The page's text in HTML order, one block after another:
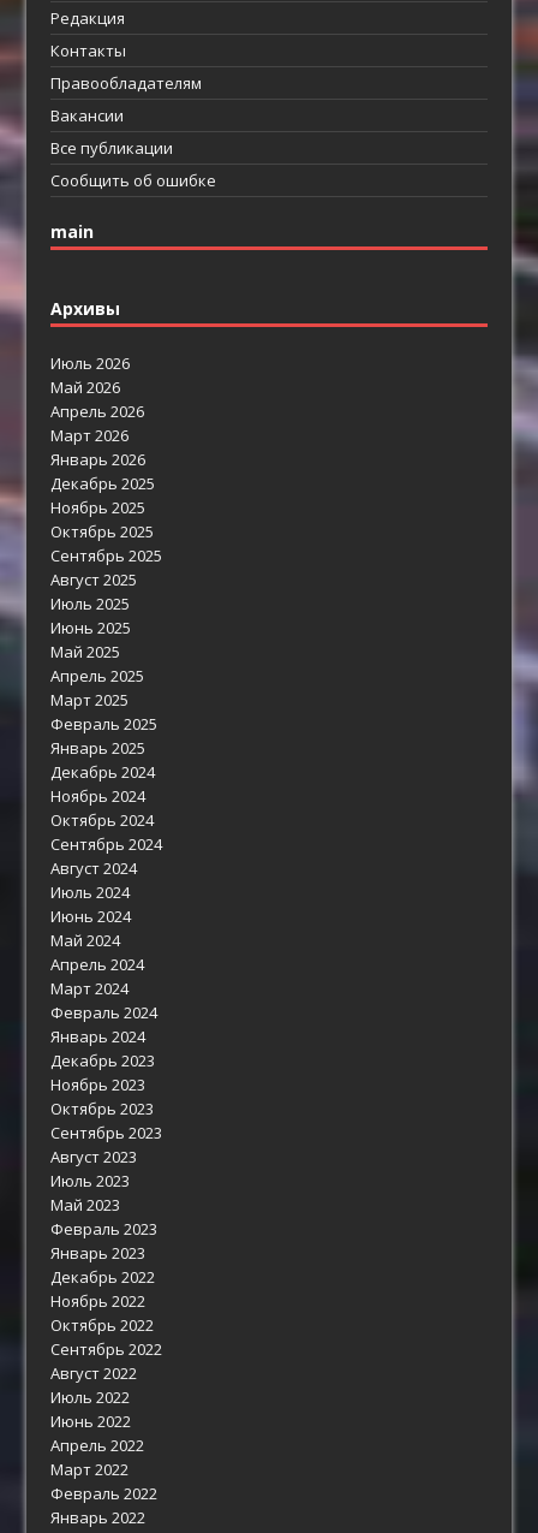
Редакция
Контакты
Правообладателям
Вакансии
Все публикации
Сообщить об ошибке
main
Архивы
Июль 2026
Май 2026
Апрель 2026
Март 2026
Январь 2026
Декабрь 2025
Ноябрь 2025
Октябрь 2025
Сентябрь 2025
Август 2025
Июль 2025
Июнь 2025
Май 2025
Апрель 2025
Март 2025
Февраль 2025
Январь 2025
Декабрь 2024
Ноябрь 2024
Октябрь 2024
Сентябрь 2024
Август 2024
Июль 2024
Июнь 2024
Май 2024
Апрель 2024
Март 2024
Февраль 2024
Январь 2024
Декабрь 2023
Ноябрь 2023
Октябрь 2023
Сентябрь 2023
Август 2023
Июль 2023
Май 2023
Февраль 2023
Январь 2023
Декабрь 2022
Ноябрь 2022
Октябрь 2022
Сентябрь 2022
Август 2022
Июль 2022
Июнь 2022
Апрель 2022
Март 2022
Февраль 2022
Январь 2022